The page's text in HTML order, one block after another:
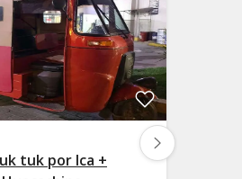
tuk por Ica +